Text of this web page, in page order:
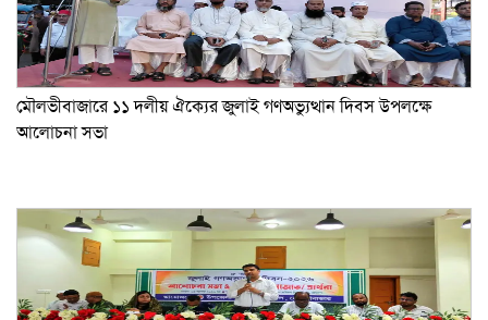
মৌলভীবাজারে ১১ দলীয় ঐক্যের জুলাই গণঅভ্যুত্থান দিবস উপলক্ষে
আলোচনা সভা